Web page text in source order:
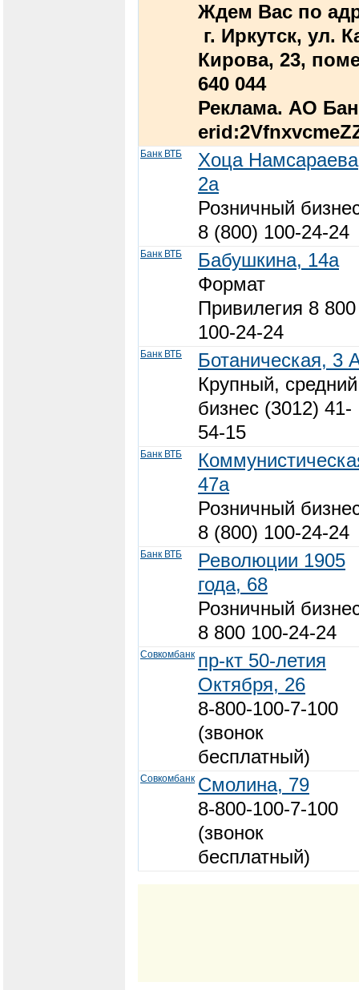
Ждем Вас по
г. Иркутск, ул.
Кирова, 23,
640 044
Реклама. АО
Банк ВТБ
Хоца
2а
Розничный
8 (800) 100-24-24
Банк ВТБ
Бабушкина, 14а
Формат
Привилегия 8 800
100-24-24
Банк ВТБ
Ботаническая, 3
Крупный, средний
бизнес (3012) 41-
54-15
Банк ВТБ
47а
Розничный
8 (800) 100-24-24
Банк ВТБ
Революции 1905
года, 68
Розничный
8 800 100-24-24
Совкомбанк пр-кт 50-летия
Октября, 26
8-800-100-7-100
(звонок
бесплатный)
Совкомбанк Смолина, 79
8-800-100-7-100
(звонок
бесплатный)